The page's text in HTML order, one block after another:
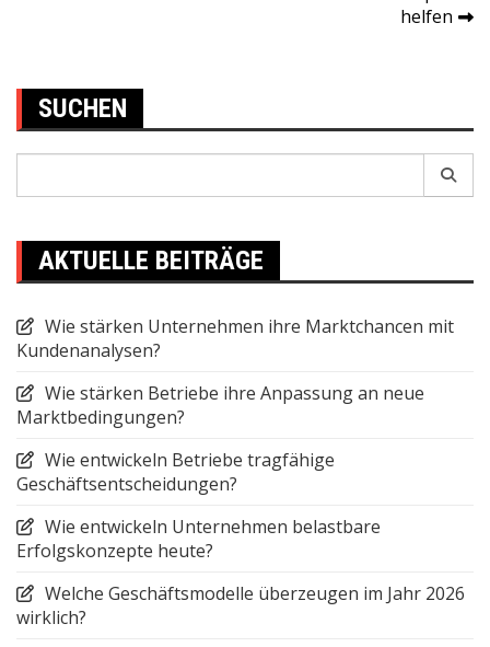
helfen
SUCHEN
for:
AKTUELLE BEITRÄGE
Wie stärken Unternehmen ihre Marktchancen mit
Kundenanalysen?
Wie stärken Betriebe ihre Anpassung an neue
Marktbedingungen?
Wie entwickeln Betriebe tragfähige
Geschäftsentscheidungen?
Wie entwickeln Unternehmen belastbare
Erfolgskonzepte heute?
Welche Geschäftsmodelle überzeugen im Jahr 2026
wirklich?